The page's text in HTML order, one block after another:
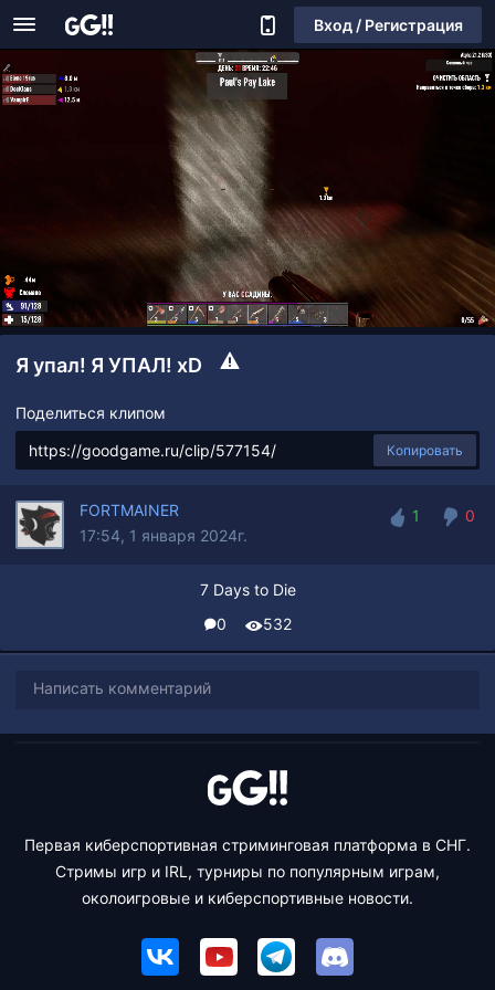
Вход / Регистрация
Я упал! Я УПАЛ! xD
Поделиться клипом
Копировать
FORTMAINER
17:54, 1 января 2024г.
1
0
7 Days to Die
0
532
Написать комментарий
Первая киберспортивная стриминговая платформа в СНГ.
Стримы игр и IRL, турниры по популярным играм,
околоигровые и киберспортивные новости.